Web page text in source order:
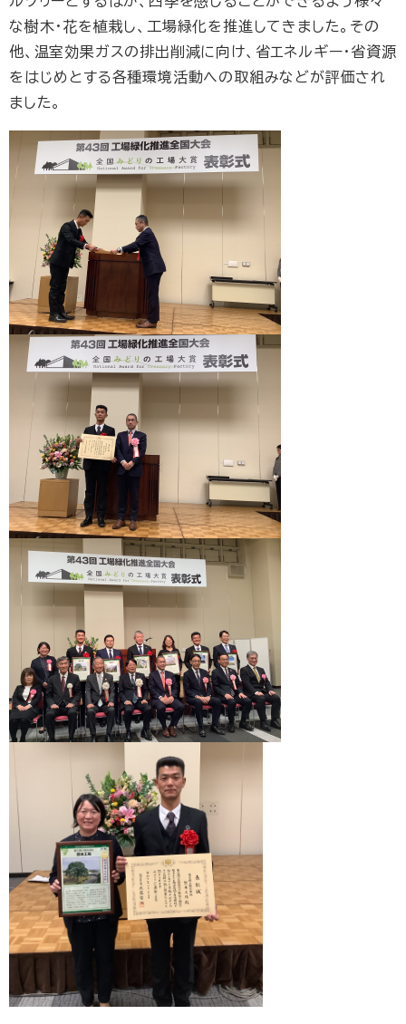
な樹木・花を植栽し、工場緑化を推進してきました。その
他、温室効果ガスの排出削減に向け、省エネルギー・省資源
をはじめとする各種環境活動への取組みなどが評価され
ました。